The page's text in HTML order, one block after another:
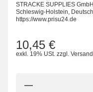
STRACKE SUPPLIES
Schleswig-Holstein,
https://www.prisu24.de
10,45 €
exkl. 19% USt. zzgl. Versand